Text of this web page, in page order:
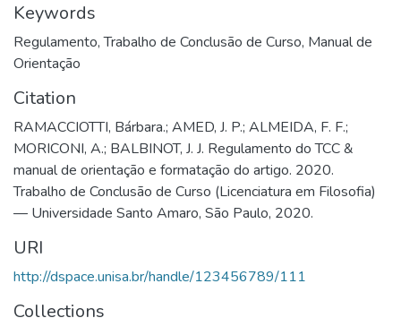
Keywords
Regulamento,Trabalho de Conclusão de Curso, Manual de
Orientação
Citation
RAMACCIOTTI, Bárbara.; AMED, J. P.; ALMEIDA, F. F.;
MORICONI, A.; BALBINOT, J. J. Regulamento do TCC &
manual de orientação e formatação do artigo. 2020.
Trabalho de Conclusão de Curso (Licenciatura em Filosofia)
— Universidade Santo Amaro, São Paulo, 2020.
URI
http://dspace.unisa.br/handle/123456789/111
Collections